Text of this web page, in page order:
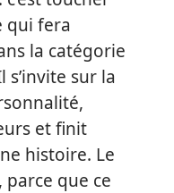
qui fera
la catégorie
sur la
et finit
histoire. Le
que ce